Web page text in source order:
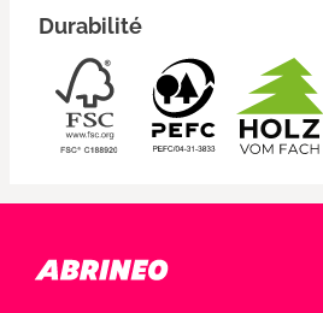
Durabilité